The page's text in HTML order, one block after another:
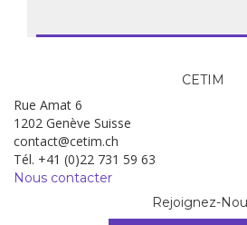
CETIM
Rue Amat 6
1202 Genève Suisse
contact@cetim.ch
Tél. +41 (0)22 731 59 63
Nous contacter
Rejoignez-